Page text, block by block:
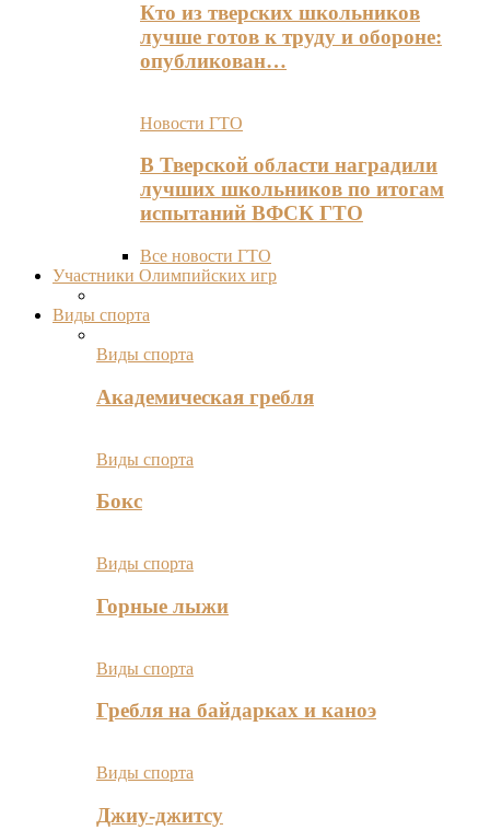
Кто из тверских школьников
лучше готов к труду и обороне:
опубликован…
Новости ГТО
В Тверской области наградили
лучших школьников по итогам
испытаний ВФСК ГТО
Все новости ГТО
Участники Олимпийских игр
Виды спорта
Виды спорта
Академическая гребля
Виды спорта
Бокс
Виды спорта
Горные лыжи
Виды спорта
Гребля на байдарках и каноэ
Виды спорта
Джиу-джитсу